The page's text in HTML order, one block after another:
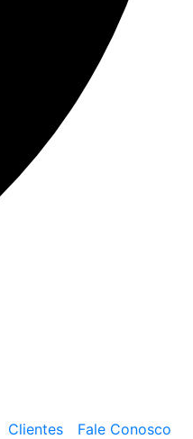
Clientes Fale Conosco